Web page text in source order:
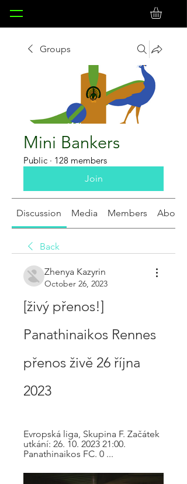
Groups
Mini Bankers
Public · 128 members
Join
Discussion Media Members About
Back
Zhenya Kazyrin
October 26, 2023
[živý přenos!]
Panathinaikos Rennes
přenos živě 26 října
2023
Evropská liga, Skupina F. Začátek
utkání: 26. 10. 2023 21:00.
Panathinaikos FC. 0 ...